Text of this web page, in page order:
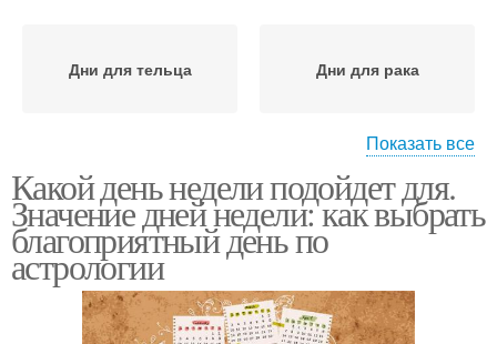
Дни для тельца Дни для рака
Дни для льва Дни для девы
Неблагоприятные дни
Показать все
Какой день недели подойдет для.
Значение дней недели: как выбрать
благоприятный день по
астрологии